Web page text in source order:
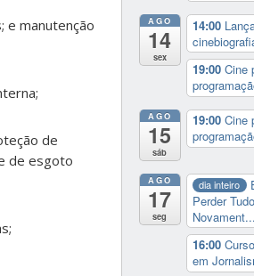
e manutenção
de
de esgoto
AGO
14
sex
14:00
19:00 Cine
AGO
15
sáb
19:00 Cine
AGO
17
seg
dia inteiro
Perder
Novament...
16:00
em